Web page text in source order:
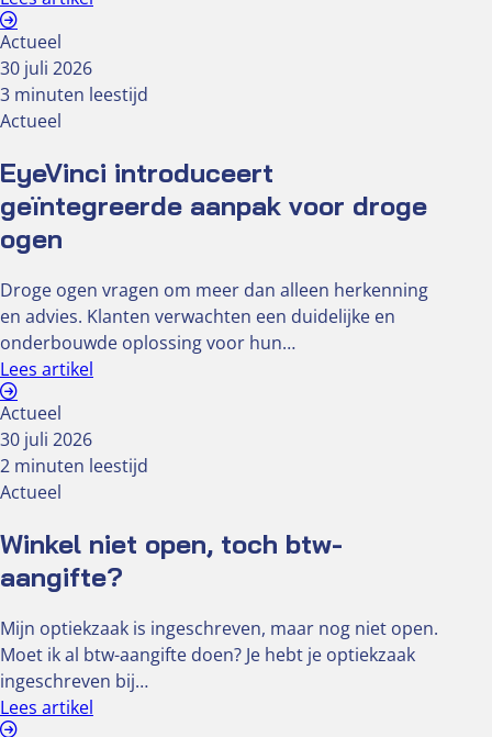
Actueel
30 juli 2026
3 minuten leestijd
Actueel
EyeVinci introduceert
geïntegreerde aanpak voor droge
ogen
Droge ogen vragen om meer dan alleen herkenning
en advies. Klanten verwachten een duidelijke en
onderbouwde oplossing voor hun…
Lees artikel
Actueel
30 juli 2026
2 minuten leestijd
Actueel
Winkel niet open, toch btw-
aangifte?
Mijn optiekzaak is ingeschreven, maar nog niet open.
Moet ik al btw-aangifte doen? Je hebt je optiekzaak
ingeschreven bij…
Lees artikel